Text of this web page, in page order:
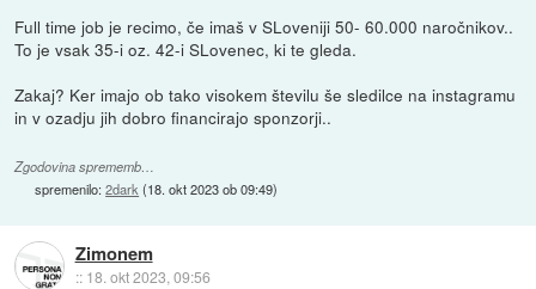
Full time job je recimo, če imaš v SLoveniji 50- 60.000 naročnikov..
To je vsak 35-i oz. 42-i SLovenec, ki te gleda.
Zakaj? Ker imajo ob tako visokem številu še sledilce na instagramu
in v ozadju jih dobro financirajo sponzorji..
Zgodovina sprememb…
spremenilo:2dark (18. okt 2023 ob 09:49)
Zimonem
:: 18. okt 2023, 09:56